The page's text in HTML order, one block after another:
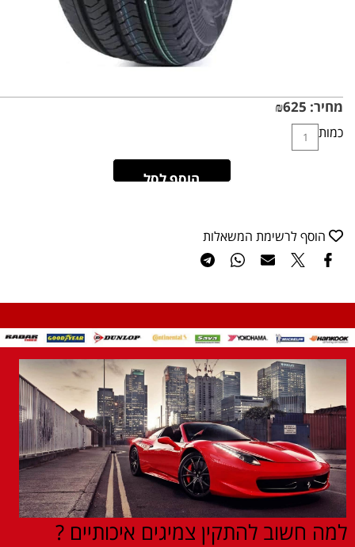
מחיר: ₪625
כמות
הוסף לסל
הוסף לרשימת המשאלות
למה חשוב להתקין צמיגים איכותיים ?